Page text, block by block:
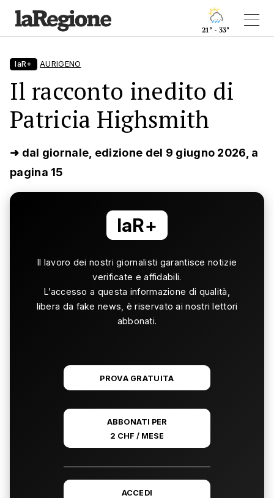
21° - 33°
laR+ AURIGENO
Il racconto inedito di
Patricia Highsmith
➜ dal giornale, edizione del 9 giugno 2026, a
pagina 15
laR+
Il lavoro dei nostri giornalisti garantisce notizie
verificate e affidabili.
L’accesso a questa informazione di qualità,
libera da fake news, è riservato ai nostri lettori
abbonati.
PROVA GRATUITA
ABBONATI PER
2 CHF / MESE
ACCEDI